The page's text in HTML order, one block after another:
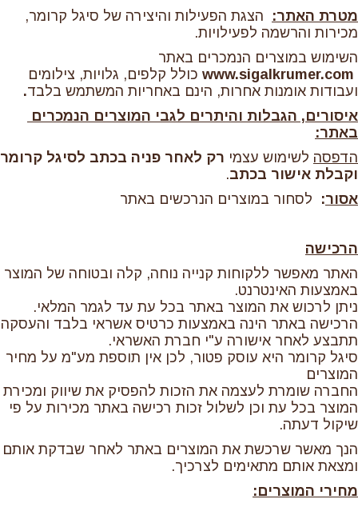
מטרת האתר:
הצגת הפעילות והיצירה של סיגל קרומר,
מכירות והרשמה לפעילויות.
השימוש במוצרים הנמכרים באתר
www.sigalkrumer.com כולל קלפים, גלויות, צילומים
ועבודות אומנות אחרות, הינם באחריות המשתמש בלבד.
איסורים, הגבלות והיתרים לגבי המוצרים הנמכרים
באתר:
הדפסה לשימוש עצמי רק לאחר פניה בכתב לסיגל קרומר
וקבלת אישור בכתב.
אסור: לסחור במוצרים הנרכשים באתר
הרכישה
האתר מאפשר ללקוחות קנייה נוחה, קלה ובטוחה של המוצר
באמצעות האינטרנט.
ניתן לרכוש את המוצר באתר בכל עת עד לגמר המלאי.
הרכישה באתר הינה באמצעות כרטיס אשראי בלבד והעסקה
תתבצע לאחר אישורה ע"י חברת האשראי.
סיגל קרומר היא עוסק פטור, לכן אין תוספת מע"מ על מחיר
המוצרים
החברה שומרת לעצמה את הזכות להפסיק את שיווק ומכירת
המוצר בכל עת וכן לשלול זכות רכישה באתר מכירות על פי
שיקול דעתה.
הנך מאשר שרכשת את המוצרים באתר לאחר שבדקת אותם
ומצאת אותם מתאימים לצרכיך.
מחירי המוצרים: